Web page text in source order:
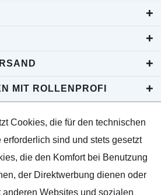
MIT ROLLENPROFI
Cookies, die für den technischen
erforderlich sind und stets gesetzt
die den Komfort bei Benutzung
der Direktwerbung dienen oder
anderen Websites und sozialen